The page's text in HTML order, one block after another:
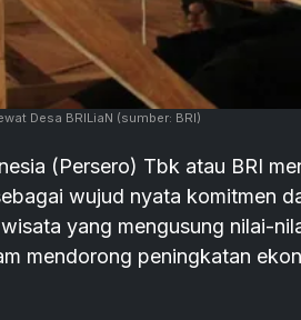
Desa BRILiaN (sumber: BRI)
(Persero) Tbk atau BRI
wujud nyata komitmen
yang mengusung nilai-
mendorong peningkatan